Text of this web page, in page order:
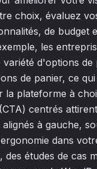
choix, évaluez
de budget
les
d'options de
de panier, ce
la plateforme à
centrés
à gauche,
dans
des études de cas